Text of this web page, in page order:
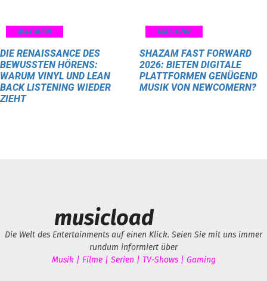
MAGAZIN
DIE RENAISSANCE DES
BEWUSSTEN HÖRENS:
WARUM VINYL UND LEAN
BACK LISTENING WIEDER
ZIEHT
MAGAZIN
SHAZAM FAST FORWARD
2026: BIETEN DIGITALE
PLATTFORMEN GENÜGEND
MUSIK VON NEWCOMERN?
musicload
Die Welt des Entertainments auf einen Klick. Seien Sie mit uns immer
rundum informiert über
Musik | Filme | Serien | TV-Shows | Gaming